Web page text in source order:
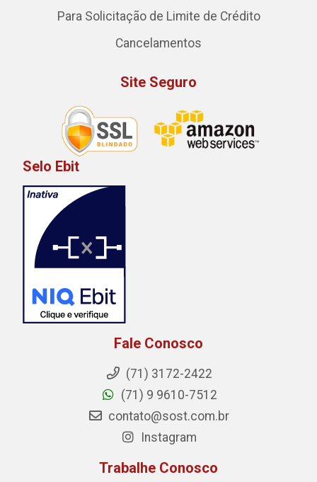
Para Solicitação de Limite de Crédito
Cancelamentos
Site Seguro
Selo Ebit
Fale Conosco
(71) 3172-2422
(71) 9 9610-7512
contato@sost.com.br
Instagram
Trabalhe Conosco